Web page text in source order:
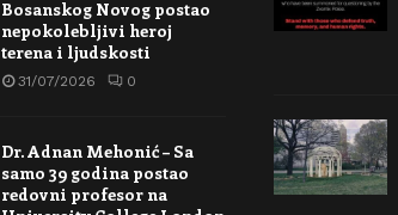
Bosanskog Novog postao
nepokolebljivi heroj
terena i ljudskosti
31/07/2026 0
Dr. Adnan Mehonić – Sa
samo 39 godina postao
redovni profesor na